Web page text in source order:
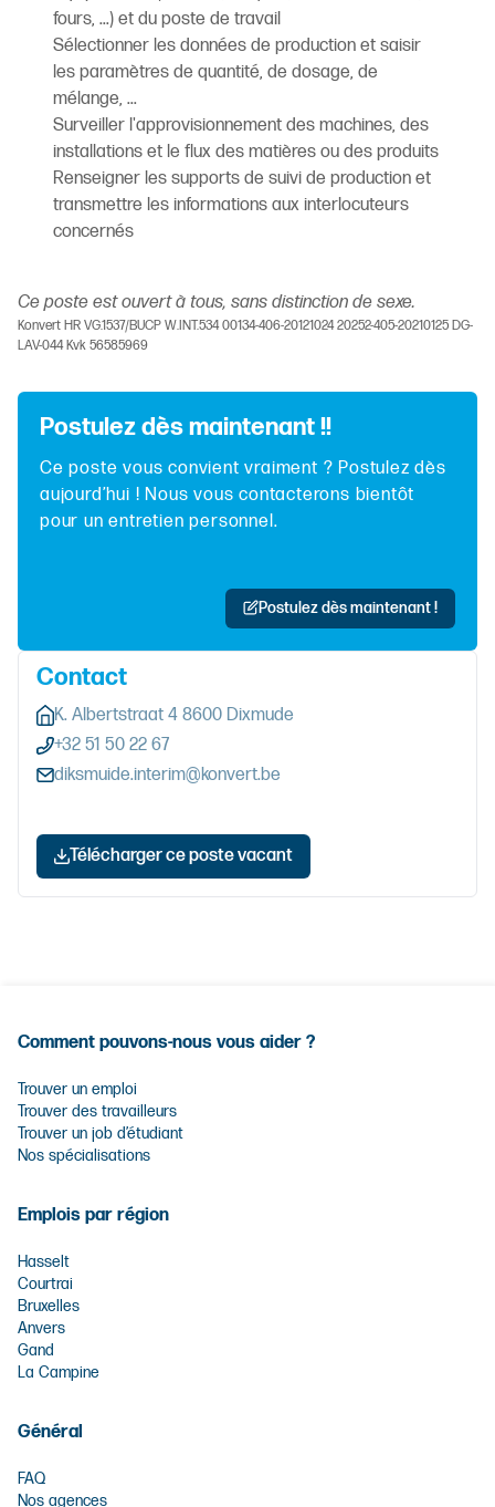
fours, ...) et du poste de travail
Sélectionner les données de production et saisir
les paramètres de quantité, de dosage, de
mélange, ...
Surveiller l'approvisionnement des machines, des
installations et le flux des matières ou des produits
Renseigner les supports de suivi de production et
transmettre les informations aux interlocuteurs
concernés
Ce poste est ouvert à tous, sans distinction de sexe.
Konvert HR VG.1537/BUCP W.INT.534 00134-406-20121024 20252-405-20210125 DG-
LAV-044 Kvk 56585969
Postulez dès maintenant !!
Ce poste vous convient vraiment ? Postulez dès
aujourd’hui ! Nous vous contacterons bientôt
pour un entretien personnel.
Postulez dès maintenant !
Contact
K. Albertstraat 4 8600 Dixmude
+32 51 50 22 67
diksmuide.interim@konvert.be
Télécharger ce poste vacant
Comment pouvons-nous vous aider ?
Trouver un emploi
Trouver des travailleurs
Trouver un job d’étudiant
Nos spécialisations
Emplois par région
Hasselt
Courtrai
Bruxelles
Anvers
Gand
La Campine
Général
FAQ
Nos agences